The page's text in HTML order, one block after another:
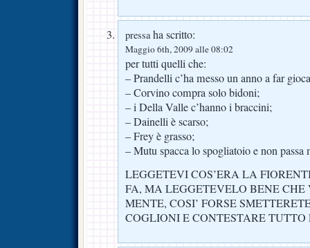
pressaha scritto:
Maggio 6th, 2009 alle 08:02
per tutti quelli che:
– Prandelli c’ha messo un anno a far
– Corvino compra solo bidoni;
– i Della Valle c’hanno i braccini;
– Dainelli è scarso;
– Frey è grasso;
– Mutu spacca lo spogliatoio e non
LEGGETEVI COS’ERA LA
FA, MA LEGGETEVELO BENE
MENTE, COSI’ FORSE
COGLIONI E CONTESTARE TUTTO